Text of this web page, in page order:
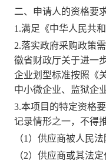
二、申请人的资格要求
1.满足《中华人民共
2.落实政府采购政策
徽省财政厅关于进一
企业划型标准按照《
中小微企业、监狱企
3.本项目的特定资格
记录情形之一，不得
（1）供应商被人民法
（2）供应商或其法